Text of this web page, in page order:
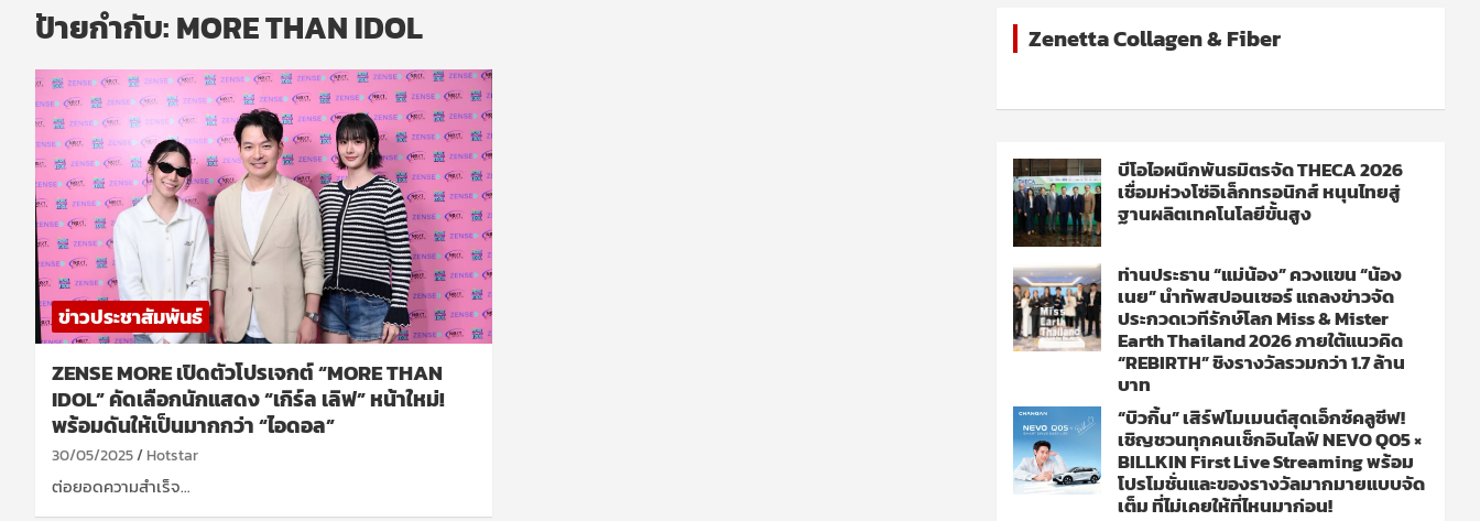
ป้ายกำกับ:MORE THAN IDOL
ข่าวประชาสัมพันธ์
ZENSE MORE เปิดตัวโปรเจกต์ “MORE THAN
IDOL” คัดเลือกนักแสดง “เกิร์ล เลิฟ” หน้าใหม่!
พร้อมดันให้เป็นมากกว่า “ไอดอล”
30/05/2025 Hotstar
ต่อยอดความสำเร็จ…
Zenetta Collagen & Fiber
บีโอไอผนึกพันธมิตรจัด THECA 2026
เชื่อมห่วงโซ่อิเล็กทรอนิกส์ หนุนไทยสู่
ฐานผลิตเทคโนโลยีขั้นสูง
ท่านประธาน “แม่น้อง” ควงแขน “น้อง
เนย” นำทัพสปอนเซอร์ แถลงข่าวจัด
ประกวดเวทีรักษ์โลก Miss & Mister
Earth Thailand 2026 ภายใต้แนวคิด
“REBIRTH” ชิงรางวัลรวมกว่า 1.7 ล้าน
บาท
“บิวกิ้น” เสิร์ฟโมเมนต์สุดเอ็กซ์คลูซีฟ!
เชิญชวนทุกคนเช็กอินไลฟ์ NEVO Q05 ×
BILLKIN First Live Streaming พร้อม
โปรโมชั่นและของรางวัลมากมายแบบจัด
เต็ม ที่ไม่เคยให้ที่ไหนมาก่อน!